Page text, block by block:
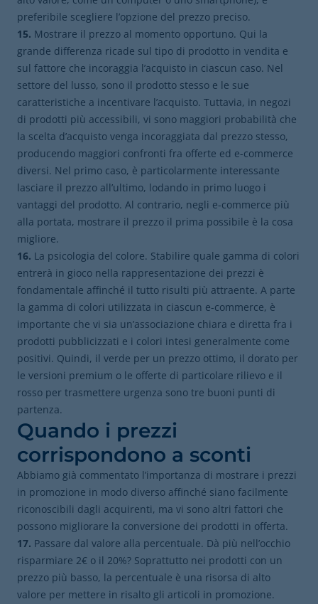
preferibile scegliere l’opzione del prezzo preciso.
15. Mostrare il prezzo al momento opportuno. Qui la
grande differenza ricade sul tipo di prodotto in vendita e
sul fattore che incoraggia l’acquisto in ciascun caso. Nel
settore del lusso, sono il prodotto stesso e le sue
caratteristiche a incentivare l’acquisto. Tuttavia, in negozi
di prodotti più accessibili, vi sono maggiori probabilità che
la scelta d’acquisto venga incoraggiata dal prezzo stesso,
producendo maggiori confronti fra offerte ed e-commerce
diversi. Nel primo caso, è particolarmente interessante
lasciare il prezzo all’ultimo, lodando in primo luogo i
vantaggi del prodotto. Al contrario, negli e-commerce più
alla portata, mostrare il prezzo il prima possibile è la cosa
migliore.
16. La psicologia del colore. Stabilire quale gamma di colori
entrerà in gioco nella rappresentazione dei prezzi è
fondamentale affinché il tutto risulti più attraente. A parte
la gamma di colori utilizzata in ciascun e-commerce, è
importante che vi sia un’associazione chiara e diretta fra i
prodotti pubblicizzati e i colori intesi generalmente come
positivi. Quindi, il verde per un prezzo ottimo, il dorato per
le versioni premium o le offerte di particolare rilievo e il
rosso per trasmettere urgenza sono tre buoni punti di
partenza.
Quando i prezzi
corrispondono a sconti
Abbiamo già commentato l’importanza di mostrare i prezzi
in promozione in modo diverso affinché siano facilmente
riconoscibili dagli acquirenti, ma vi sono altri fattori che
possono migliorare la conversione dei prodotti in offerta.
17. Passare dal valore alla percentuale. Dà più nell’occhio
risparmiare 2€ o il 20%? Soprattutto nei prodotti con un
prezzo più basso, la percentuale è una risorsa di alto
valore per mettere in risalto gli articoli in promozione.